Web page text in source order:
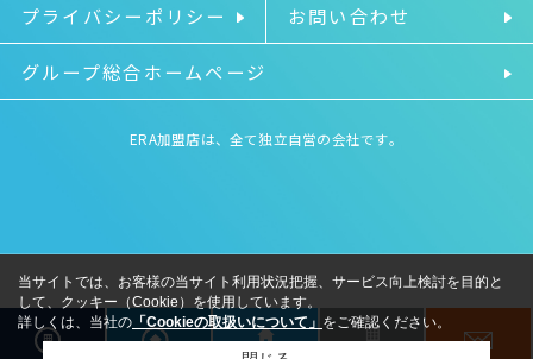
プライバシーポリシー お問い合わせ
グループ総合ホームページ
ERA加盟店は、全て独立自営の会社です。
当サイトでは、お客様の当サイト利用状況把握、サービス向上検討を目的と
して、クッキー（Cookie）を使用しています。
詳しくは、当社の 「Cookieの取扱いについて」 をご確認ください。